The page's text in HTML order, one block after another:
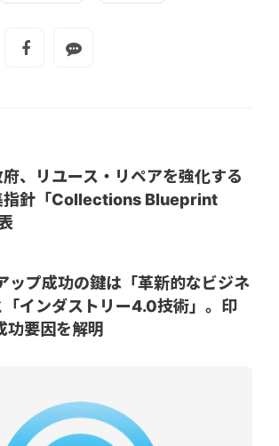
、リユース・リペアを強化する
指針「Collections Blueprint
ップ成功の鍵は「革新的なビジネ
インダストリー4.0技術」。印
功要因を解明